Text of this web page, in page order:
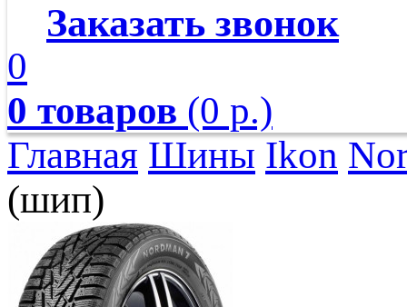
Заказать звонок
0
0 товаров (0 р.)
Главная Шины Ikon
(шип)